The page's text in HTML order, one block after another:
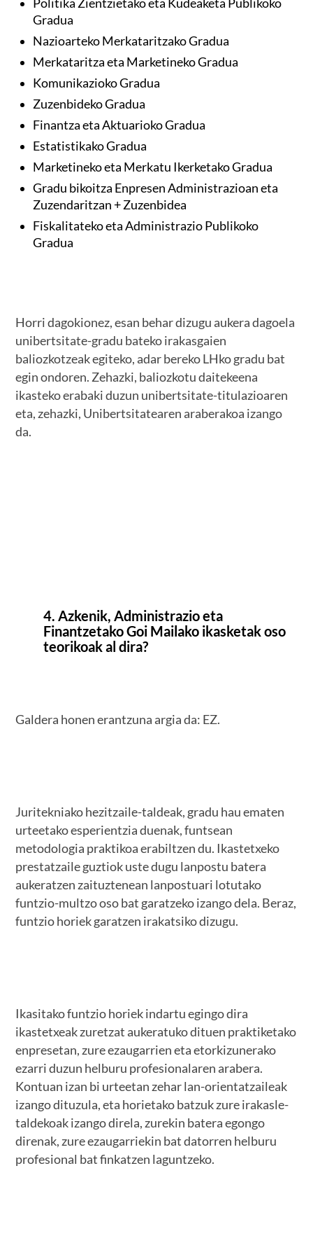
Gradua
Nazioarteko Merkataritzako Gradua
Merkataritza eta Marketineko Gradua
Komunikazioko Gradua
Zuzenbideko Gradua
Finantza eta Aktuarioko Gradua
Estatistikako Gradua
Marketineko eta Merkatu Ikerketako Gradua
Gradu bikoitza Enpresen Administrazioan eta
Zuzendaritzan + Zuzenbidea
Fiskalitateko eta Administrazio Publikoko
Gradua
Horri dagokionez, esan behar dizugu aukera dagoela
unibertsitate-gradu bateko irakasgaien
baliozkotzeak egiteko, adar bereko LHko gradu bat
egin ondoren. Zehazki, baliozkotu daitekeena
ikasteko erabaki duzun unibertsitate-titulazioaren
eta, zehazki, Unibertsitatearen araberakoa izango
da.
4. Azkenik, Administrazio eta
Finantzetako Goi Mailako ikasketak oso
teorikoak al dira?
Galdera honen erantzuna argia da: EZ.
Juritekniako hezitzaile-taldeak, gradu hau ematen
urteetako esperientzia duenak, funtsean
metodologia praktikoa erabiltzen du. Ikastetxeko
prestatzaile guztiok uste dugu lanpostu batera
aukeratzen zaituztenean lanpostuari lotutako
funtzio-multzo oso bat garatzeko izango dela. Beraz,
funtzio horiek garatzen irakatsiko dizugu.
Ikasitako funtzio horiek indartu egingo dira
ikastetxeak zuretzat aukeratuko dituen praktiketako
enpresetan, zure ezaugarrien eta etorkizunerako
ezarri duzun helburu profesionalaren arabera.
Kontuan izan bi urteetan zehar lan-orientatzaileak
izango dituzula, eta horietako batzuk zure irakasle-
taldekoak izango direla, zurekin batera egongo
direnak, zure ezaugarriekin bat datorren helburu
profesional bat finkatzen laguntzeko.